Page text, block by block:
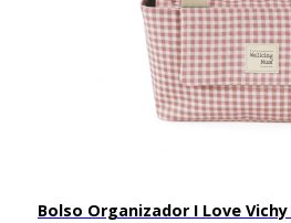
Bolso Organizador I Love Vichy